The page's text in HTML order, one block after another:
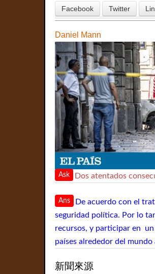
Facebook Twitter
Daniel Mann
Ask Dos atentados
Ans
De acuerdo con el
seguridad política. Por lo
recursos, y participar en
países alrededor del
新聞來源